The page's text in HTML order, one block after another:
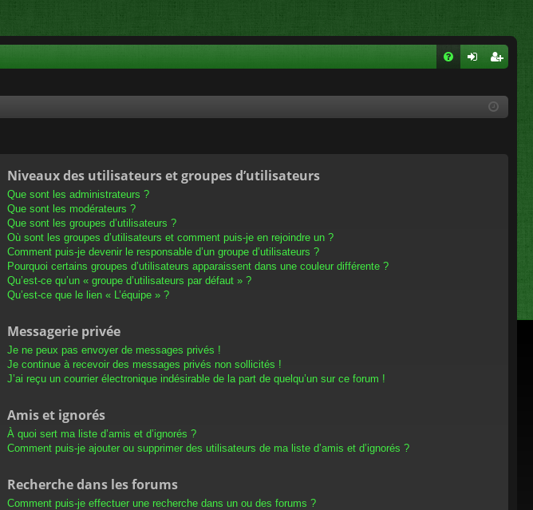
cri
Niveaux des utilisateurs et groupes d’utilisateurs
Que sont les administrateurs ?
Que sont les modérateurs ?
Que sont les groupes d’utilisateurs ?
Où sont les groupes d’utilisateurs et comment puis-je en rejoindre un ?
Comment puis-je devenir le responsable d’un groupe d’utilisateurs ?
Pourquoi certains groupes d’utilisateurs apparaissent dans une couleur différente ?
Qu’est-ce qu’un « groupe d’utilisateurs par défaut » ?
Qu’est-ce que le lien « L’équipe » ?
Messagerie privée
Je ne peux pas envoyer de messages privés !
Je continue à recevoir des messages privés non sollicités !
J’ai reçu un courrier électronique indésirable de la part de quelqu’un sur ce forum !
Amis et ignorés
À quoi sert ma liste d’amis et d’ignorés ?
Comment puis-je ajouter ou supprimer des utilisateurs de ma liste d’amis et d’ignorés ?
Recherche dans les forums
Comment puis-je effectuer une recherche dans un ou des forums ?